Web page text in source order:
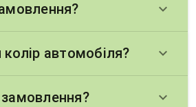
keyboard_arrow_down
автомобіля? keyboard_arrow_down
keyboard_arrow_down